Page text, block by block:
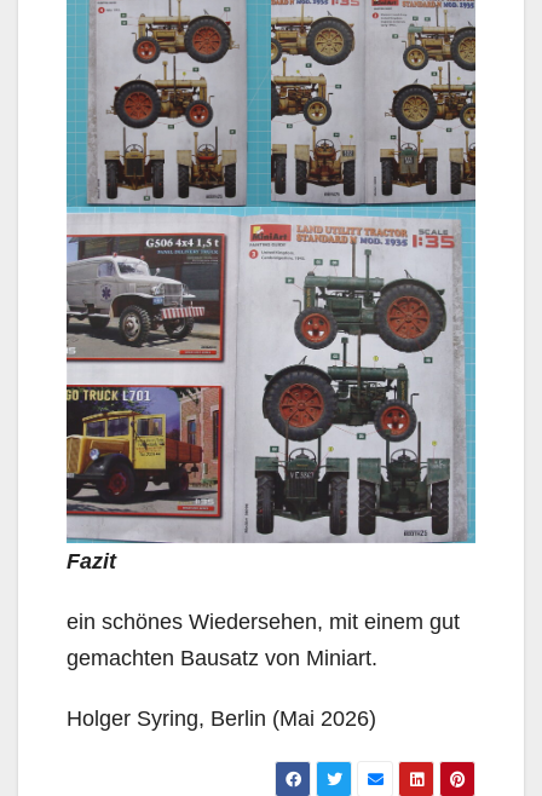
Fazit
ein schönes Wiedersehen, mit einem gut
gemachten Bausatz von Miniart.
Holger Syring, Berlin (Mai 2026)